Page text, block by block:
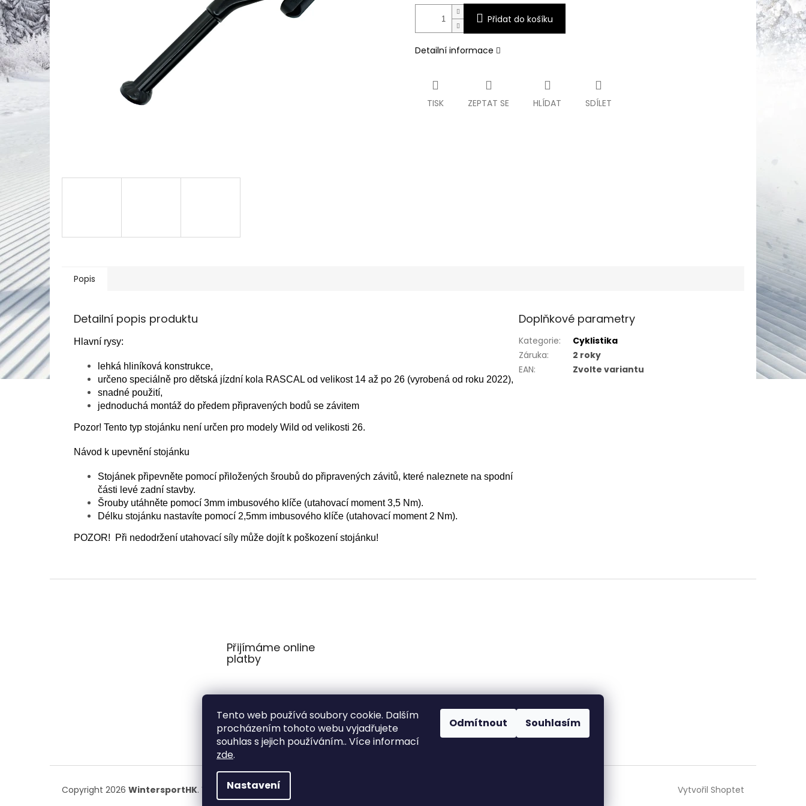
Tento web používá soubory cookie. Dalším
procházením tohoto webu vyjadřujete
souhlas s jejich používáním.. Více informací
zde.
Nastavení
Odmítnout Souhlasím
Přidat do košíku
Detailní informace
TISK ZEPTAT SE HLÍDAT SDÍLET
Popis
Detailní popis produktu
Hlavní rysy:
lehká hliníková konstrukce,
určeno speciálně pro dětská jízdní kola RASCAL od velikost 14 až po 26 (vyrobená od roku 2022),
snadné použití,
jednoduchá montáž do předem připravených bodů se závitem
Pozor! Tento typ stojánku není určen pro modely Wild od velikosti 26.
Návod k upevnění stojánku
Stojánek připevněte pomocí přiložených šroubů do připravených závitů, které naleznete na spodní
části levé zadní stavby.
Šrouby utáhněte pomocí 3mm imbusového klíče (utahovací moment 3,5 Nm).
Délku stojánku nastavíte pomocí 2,5mm imbusového klíče (utahovací moment 2 Nm).
POZOR! Při nedodržení utahovací síly může dojít k poškození stojánku!
Doplňkové parametry
Kategorie:
Cyklistika
Záruka:
2 roky
EAN: Zvolte variantu
Přijímáme online
platby
Vytvořil Shoptet
Copyright 2026 WintersportHK. Všechna práva vyhrazena.